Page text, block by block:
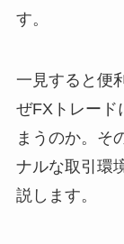
す。
一見すると便
ぜFXトレード
まうのか。そ
ナルな取引環
説します。